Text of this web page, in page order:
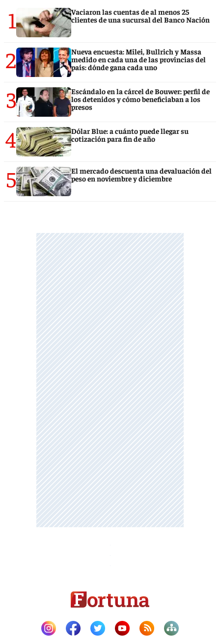
1
Vaciaron las cuentas de al menos 25
clientes de una sucursal del Banco Nación
2
Nueva encuesta: Milei, Bullrich y Massa
medido en cada una de las provincias del
país: dónde gana cada uno
3
Escándalo en la cárcel de Bouwer: perfil de
los detenidos y cómo beneficiaban a los
presos
4
Dólar Blue: a cuánto puede llegar su
cotización para fin de año
5
El mercado descuenta una devaluación del
peso en noviembre y diciembre